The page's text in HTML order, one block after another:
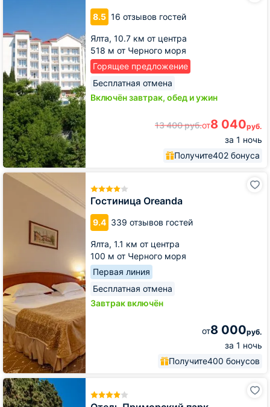
8.5 16 отзывов гостей
Ялта, 10.7 км от центра
518 м от Черного моря
Горящее предложение
Бесплатная отмена
Включён завтрак, обед и ужин
13 400руб.от8 040руб.
за 1 ночь
Получите402 бонуса
Гостиница Oreanda
9.4 339 отзывов гостей
Ялта, 1.1 км от центра
100 м от Черного моря
Первая линия
Бесплатная отмена
Завтрак включён
от8 000руб.
за 1 ночь
Получите400 бонусов
Гостиница
Oreanda
Отель
Приморский
парк